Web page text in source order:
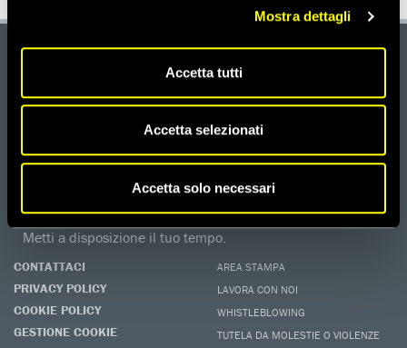
Mostra dettagli
Accetta tutti
Accetta selezionati
Accetta solo necessari
Difendi i diritti umani, in prima persona.
EDUCARE AI DIRITTI UMANI
I programmi educativi.
ATTIVATI
Metti a disposizione il tuo tempo.
CONTATTACI
PRIVACY POLICY
COOKIE POLICY
GESTIONE COOKIE
AREA STAMPA
LAVORA CON NOI
WHISTLEBLOWING
TUTELA DA MOLESTIE O VIOLENZE